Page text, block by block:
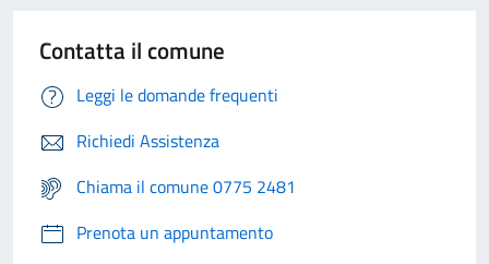
Contatta il comune
Leggi le domande frequenti
Richiedi Assistenza
Chiama il comune 0775 2481
Prenota un appuntamento